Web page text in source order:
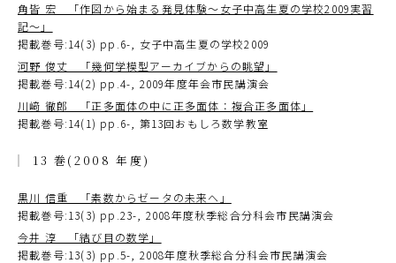
角皆 宏 「作図から始まる発見体験～女子中高生夏の学校2009実習
記～」
掲載巻号:14(3) pp.6-, 女子中高生夏の学校2009
河野 俊丈 「幾何学模型アーカイブからの眺望」
掲載巻号:14(2) pp.4-, 2009年度年会市民講演会
川﨑 徹郎 「正多面体の中に正多面体：複合正多面体」
掲載巻号:14(1) pp.6-, 第13回おもしろ数学教室
13 巻(2008 年度)
黒川 信重 「素数からゼータの未来へ」
掲載巻号:13(3) pp.23-, 2008年度秋季総合分科会市民講演会
今井 淳 「結び目の数学」
掲載巻号:13(3) pp.5-, 2008年度秋季総合分科会市民講演会